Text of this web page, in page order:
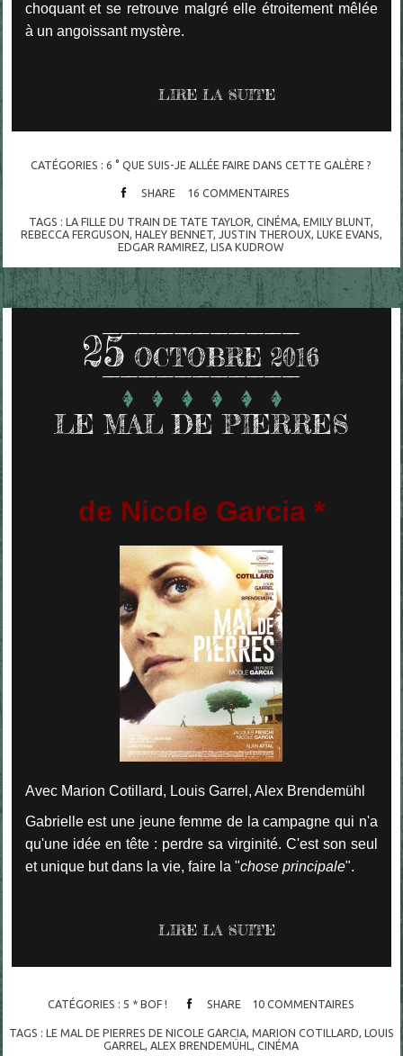
choquant et se retrouve malgré elle étroitement mêlée
à un angoissant mystère.
LIRE LA SUITE
CATÉGORIES :6 ° QUE SUIS-JE ALLÉE FAIRE DANS CETTE GALÈRE ?
SHARE 16 COMMENTAIRES
TAGS :LA FILLE DU TRAIN DE TATE TAYLOR,CINÉMA,EMILY BLUNT,
REBECCA FERGUSON, HALEY BENNET, JUSTIN THEROUX, LUKE EVANS,
EDGAR RAMIREZ,LISA KUDROW
25 OCTOBRE 2016
LE MAL DE PIERRES
de Nicole Garcia *
Avec Marion Cotillard, Louis Garrel, Alex Brendemühl
Gabrielle est une jeune femme de la campagne qui n'a
qu'une idée en tête : perdre sa virginité. C'est son seul
et unique but dans la vie, faire la "chose principale".
LIRE LA SUITE
CATÉGORIES : 5 * BOF ! SHARE 10 COMMENTAIRES
TAGS : LE MAL DE PIERRES DE NICOLE GARCIA, MARION COTILLARD, LOUIS
GARREL,ALEX BRENDEMÜHL,CINÉMA